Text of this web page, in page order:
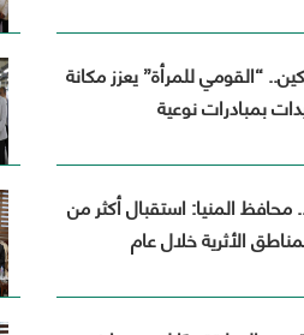
“القومي للمرأة” يعزز مكانة
بمبادرات نوعية
عشرة لثورة 30 يونيو.. محافظ المنيا: استقبال أكثر من